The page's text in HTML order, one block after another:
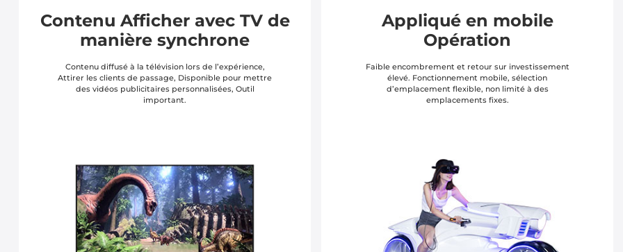
Contenu Afficher avec TV de
manière synchrone
Contenu diffusé à la télévision lors de l’expérience,
Attirer les clients de passage, Disponible pour mettre
des vidéos publicitaires personnalisées, Outil
important.
Appliqué en mobile
Opération
Faible encombrement et retour sur investissement
élevé. Fonctionnement mobile, sélection
d’emplacement flexible, non limité à des
emplacements fixes.